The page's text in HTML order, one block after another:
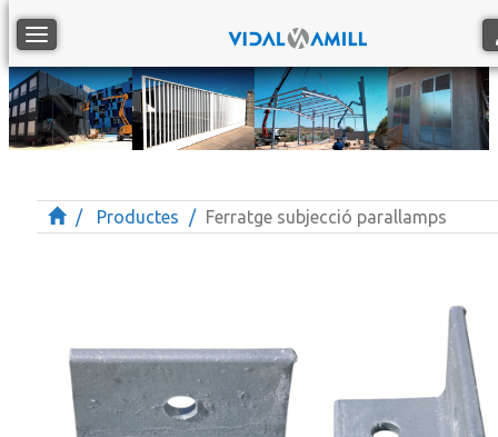
Toggle navigation
Productes Ferratge subjecció parallamps